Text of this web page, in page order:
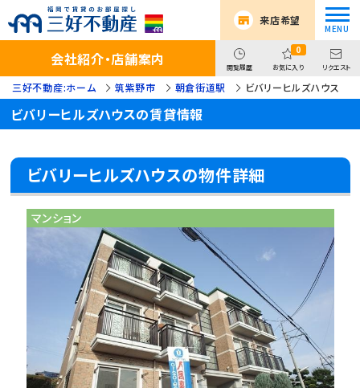
来店希望
会社紹介・店舗案内 閲覧履歴
0
お気に入り リクエスト
三好不動産:ホーム 筑紫野市 朝倉街道駅 ビバリーヒルズハウス
ビバリーヒルズハウスの賃貸情報
ビバリーヒルズハウスの物件詳細
マンション